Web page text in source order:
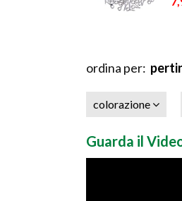
ordina per:
colorazione
Guarda il